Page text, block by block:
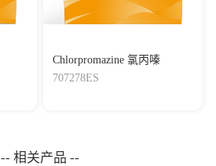
Chlorpromazine 氯丙嗪
707278ES
-- 相关产品 --